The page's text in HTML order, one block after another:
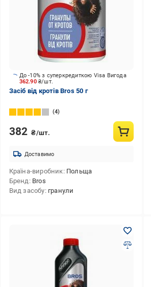
362.90₴/шт.
До -10% з суперкредиткою Visa Вигода
Засіб від кротів Bros 50 г
4
382 ₴/шт.
Доставимо
Країна-виробник Польща
Бренд Bros
Вид засобу гранули